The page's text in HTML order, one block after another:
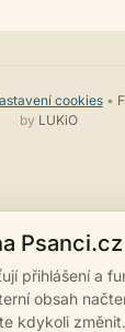
cookies•
by LUKiO
Psanci.cz
přihlášení a
obsah
kdykoli změnit.